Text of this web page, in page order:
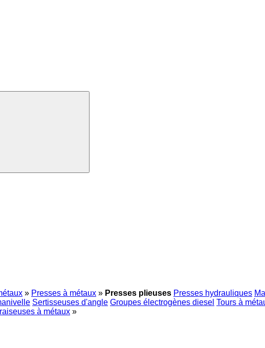
» Presses à métaux » Presses plieuses Presses hydrauliques
Sertisseuses d'angle Groupes électrogènes diesel Tours à
à métaux »